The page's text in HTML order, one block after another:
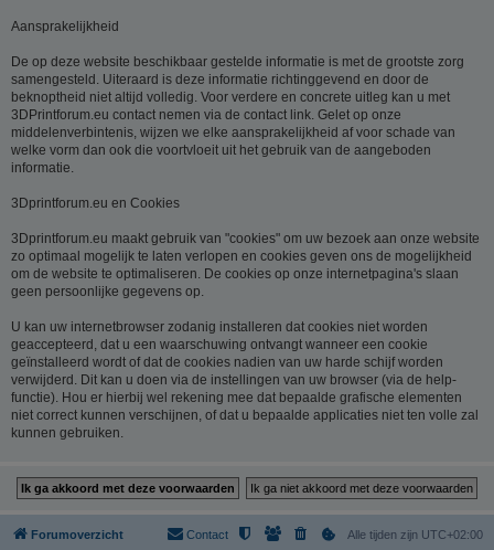
Aansprakelijkheid
De op deze website beschikbaar gestelde informatie is met de grootste zorg
samengesteld. Uiteraard is deze informatie richtinggevend en door de
beknoptheid niet altijd volledig. Voor verdere en concrete uitleg kan u met
3DPrintforum.eu contact nemen via de contact link. Gelet op onze
middelenverbintenis, wijzen we elke aansprakelijkheid af voor schade van
welke vorm dan ook die voortvloeit uit het gebruik van de aangeboden
informatie.
3Dprintforum.eu en Cookies
3Dprintforum.eu maakt gebruik van "cookies" om uw bezoek aan onze website
zo optimaal mogelijk te laten verlopen en cookies geven ons de mogelijkheid
om de website te optimaliseren. De cookies op onze internetpagina's slaan
geen persoonlijke gegevens op.
U kan uw internetbrowser zodanig installeren dat cookies niet worden
geaccepteerd, dat u een waarschuwing ontvangt wanneer een cookie
geïnstalleerd wordt of dat de cookies nadien van uw harde schijf worden
verwijderd. Dit kan u doen via de instellingen van uw browser (via de help-
functie). Hou er hierbij wel rekening mee dat bepaalde grafische elementen
niet correct kunnen verschijnen, of dat u bepaalde applicaties niet ten volle zal
kunnen gebruiken.
Forumoverzicht Alle tijden zijn UTC+02:00
Contact